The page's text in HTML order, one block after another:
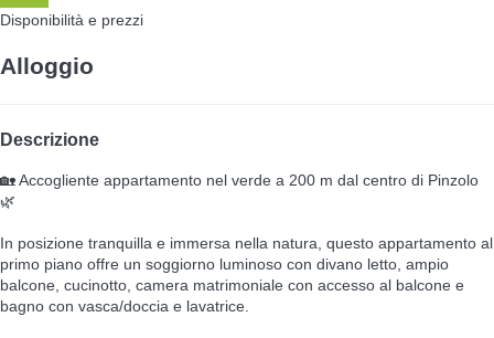
Disponibilità e prezzi
Alloggio
Descrizione
🏡 Accogliente appartamento nel verde a 200 m dal centro di Pinzolo
🌿
In posizione tranquilla e immersa nella natura, questo appartamento al
primo piano offre un soggiorno luminoso con divano letto, ampio
balcone, cucinotto, camera matrimoniale con accesso al balcone e
bagno con vasca/doccia e lavatrice.